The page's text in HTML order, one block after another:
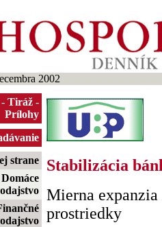
2002
- Tiráž -
Prílohy
strane
Domáce
Stabilizácia
Mierna
prostriedky